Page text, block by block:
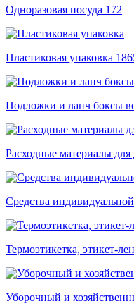
Одноразовая посуда 172
Пластиковая упаковка
Подложки и ланч боксы
Расходные материалы для
Средства
Термоэтикетка, этикет-
Уборочный и